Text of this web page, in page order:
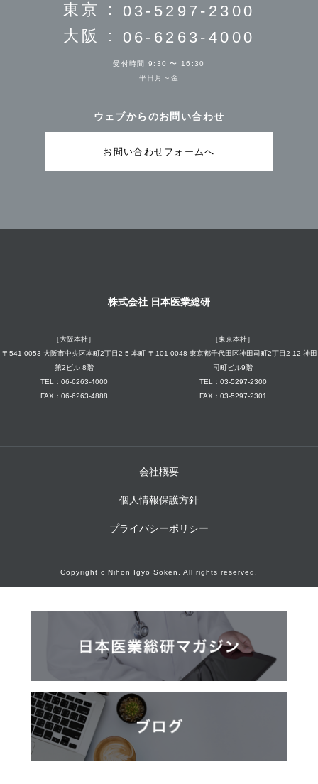
東京 : 03-5297-2300
大阪 : 06-6263-4000
受付時間 9:30 〜 16:30
平日月～金
ウェブからのお問い合わせ
お問い合わせフォームへ
株式会社 日本医業総研
［大阪本社］
〒541-0053 大阪市中央区本町2丁目2-5 本町
第2ビル 8階
TEL：06-6263-4000
FAX：06-6263-4888
［東京本社］
〒101-0048 東京都千代田区神田司町2丁目2-12 神田
司町ビル9階
TEL：03-5297-2300
FAX：03-5297-2301
会社概要
個人情報保護方針
プライバシーポリシー
Copyright c Nihon Igyo Soken. All rights reserved.